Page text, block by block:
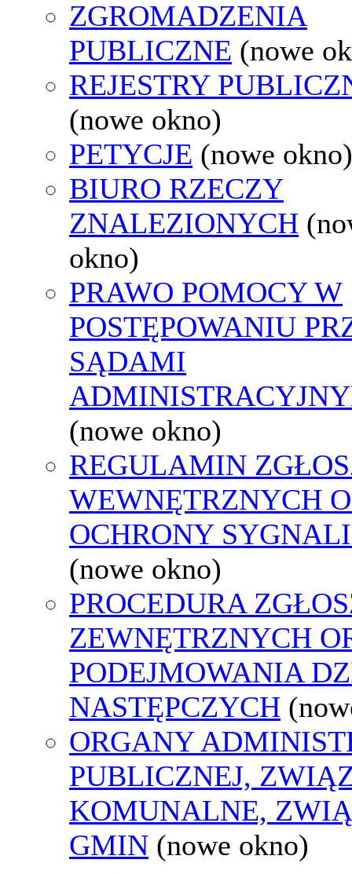
ZGROMADZENIA
PUBLICZNE (nowe
REJESTRY
(nowe okno)
PETYCJE (nowe okno)
BIURO RZECZY
ZNALEZIONYCH
okno)
PRAWO POMOCY W
POSTĘPOWANIU
SĄDAMI
(nowe okno)
REGULAMIN
WEWNĘTRZNYCH
OCHRONY
(nowe okno)
PROCEDURA
ZEWNĘTRZNYCH
PODEJMOWANIA
NASTĘPCZYCH
ORGANY
PUBLICZNEJ,
KOMUNALNE,
GMIN (nowe okno)